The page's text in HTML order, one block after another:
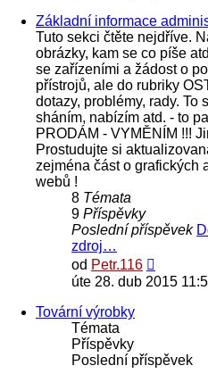
Základní informace
Tuto sekci čtěte nejdříve.
obrázky, kam se co píše
se zařízeními a žádost o
přístrojů, ale do rubriky
dotazy, problémy, rady. To
sháním, nabízím atd. - to
PRODÁM - VYMĚNÍM !!!
Prostudujte si
zejména část o grafických
webů !
8 Témata
9 Příspěvky
Poslední příspěvek
zdroj…
od Petr.116
poslední
úte 28. dub 2015
Tovární výrobky
Témata
Příspěvky
Poslední příspěvek